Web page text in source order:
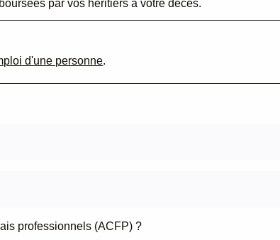
par vos héritiers à votre décès.
d'une personne.
professionnels (ACFP) ?